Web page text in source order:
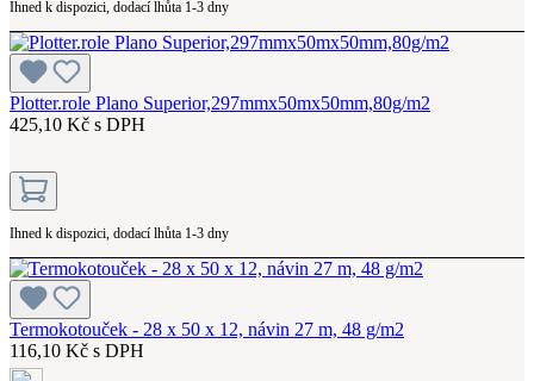
Ihned k dispozici, dodací lhůta 1-3 dny
Plotter.role Plano Superior,297mmx50mx50mm,80g/m2
425,10 Kč s DPH
Ihned k dispozici, dodací lhůta 1-3 dny
Termokotouček - 28 x 50 x 12, návin 27 m, 48 g/m2
116,10 Kč s DPH